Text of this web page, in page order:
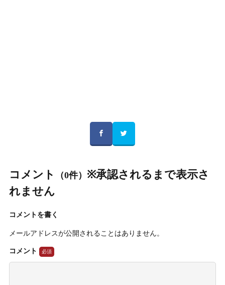
コメント （0件） ※承認されるまで表示さ
れません
コメントを書く
メールアドレスが公開されることはありません。
コメント